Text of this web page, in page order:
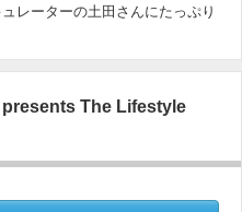
レーターの土田さんにたっぷり
The Lifestyle